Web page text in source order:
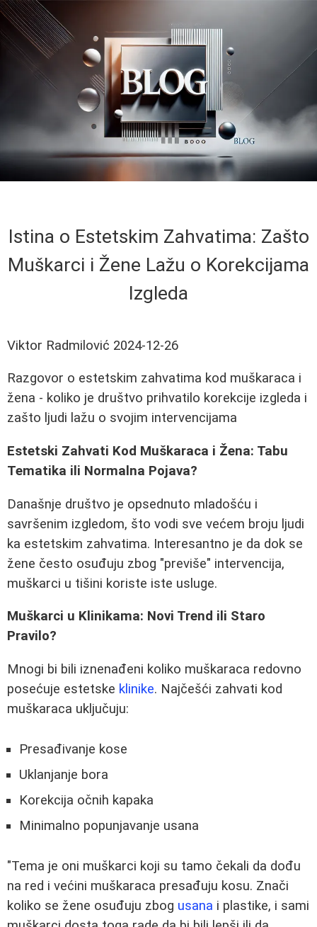
Istina o Estetskim Zahvatima: Zašto
Muškarci i Žene Lažu o Korekcijama
Izgleda
Viktor Radmilović 2024-12-26
Razgovor o estetskim zahvatima kod muškaraca i
žena - koliko je društvo prihvatilo korekcije izgleda i
zašto ljudi lažu o svojim intervencijama
Estetski Zahvati Kod Muškaraca i Žena: Tabu
Tematika ili Normalna Pojava?
Današnje društvo je opsednuto mladošću i
savršenim izgledom, što vodi sve većem broju ljudi
ka estetskim zahvatima. Interesantno je da dok se
žene često osuđuju zbog "previše" intervencija,
muškarci u tišini koriste iste usluge.
Muškarci u Klinikama: Novi Trend ili Staro
Pravilo?
Mnogi bi bili iznenađeni koliko muškaraca redovno
posećuje estetske klinike. Najčešći zahvati kod
muškaraca uključuju:
Presađivanje kose
Uklanjanje bora
Korekcija očnih kapaka
Minimalno popunjavanje usana
"Tema je oni muškarci koji su tamo čekali da dođu
na red i većini muškaraca presađuju kosu. Znači
koliko se žene osuđuju zbog usana i plastike, i sami